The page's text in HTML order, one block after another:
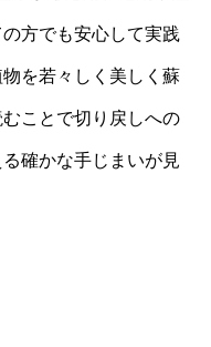
方でも安心して実践
を若々しく美しく蘇
ことで切り戻しへの
確かな手じまいが見